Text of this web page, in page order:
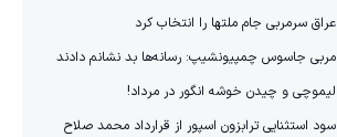
عراق سرمربی جام ملتها را انتخاب کرد
مربی جاسوس چمپیونشیپ: رسانه‌ها بد نشانم دادند
لیموچی و چیدن خوشه انگور در مرداد!
سود استثنایی ترابزون اسپور از قرارداد محمد صلاح